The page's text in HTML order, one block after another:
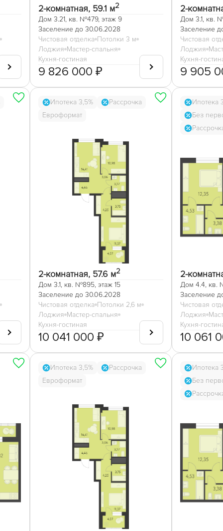
2-комнатная, 59.1 м2
Дом 3.21, кв. №479, этаж 9
Заселение до 30.06.2028
Чистовая отделка Потолки 3 м
Лоджия Мастер-спальня
Кухня-гостиная
9 826 000 ₽
2-
Дом 3.1, кв.
Заселение
Чистовая
Лоджия
Кухня-
9 905
Ипотека 3,5%
Рассрочка
Евроформат
2-комнатная, 57.6 м2
Дом 3.1, кв. №895, этаж 15
Заселение до 30.06.2028
Чистовая отделка Потолки 2,6 м
Лоджия Мастер-спальня
Кухня-гостиная
10 041 000 ₽
Ипотека
Без
2-
Дом 4.4, кв.
Заселение
Чистовая
Лоджия
Кухня-
10 061
Ипотека 3,5%
Рассрочка
Евроформат
Ипотека
Без